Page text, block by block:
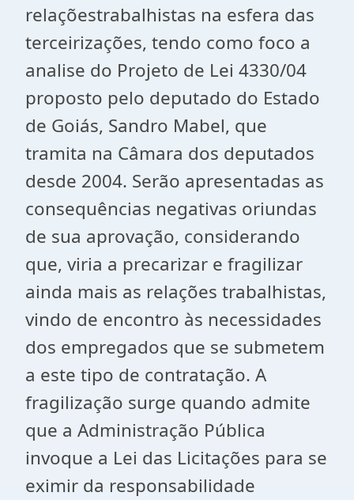
relaçõestrabalhistas na esfera das
terceirizações, tendo como foco a
analise do Projeto de Lei 4330/04
proposto pelo deputado do Estado
de Goiás, Sandro Mabel, que
tramita na Câmara dos deputados
desde 2004. Serão apresentadas as
consequências negativas oriundas
de sua aprovação, considerando
que, viria a precarizar e fragilizar
ainda mais as relações trabalhistas,
vindo de encontro às necessidades
dos empregados que se submetem
a este tipo de contratação. A
fragilização surge quando admite
que a Administração Pública
invoque a Lei das Licitações para se
eximir da responsabilidade